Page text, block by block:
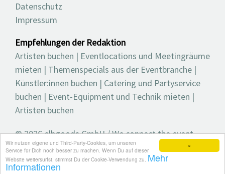
×
Wir nutzen eigene und Third-Party-Cookies, um unseren
Service für Dich noch besser zu machen. Wenn Du auf dieser
Website weitersurfst, stimmst Du der Cookie-Verwendung zu. Mehr
Informationen
Datenschutz
Impressum
Empfehlungen der Redaktion
Artisten buchen | Eventlocations und Meetingräume
mieten | Themenspecials aus der Eventbranche |
Künstler:innen buchen | Catering und Partyservice
buchen | Event-Equipment und Technik mieten |
Artisten buchen
© 2026 elbgoods GmbH / We connect the event
industry / Medienvielfalt für die Eventplanung /
Eventbranchenbuch, Blog, Magazin und mehr